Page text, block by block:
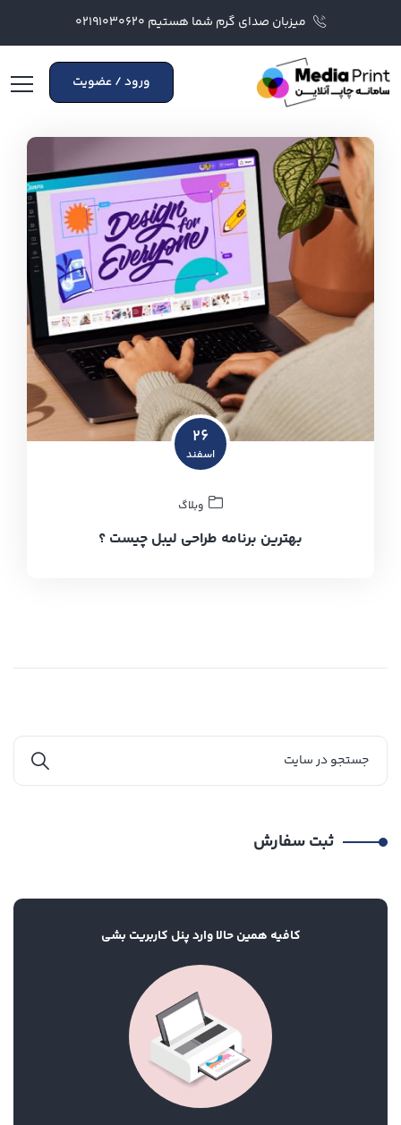
میزبان صدای گرم شما هستیم ۰۲۱۹۱۰۳۰۶۲۰
ورود / عضویت
۲۶
اسفند
وبلاگ
بهترین برنامه طراحی لیبل چیست ؟
ثبت سفارش
کافیه همین حالا وارد پنل کاربریت بشی